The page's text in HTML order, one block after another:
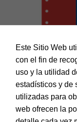
Dohe – Indice
Este Sitio Web
con el fin de
uso y la utilidad
estadísticos y de
utilizadas para
web ofrecen la